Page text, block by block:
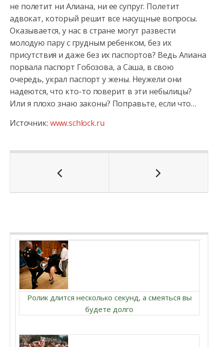
не полетит ни Алиана, ни ее супруг. Полетит
адвокат, который решит все насущные вопросы.
Оказывается, у нас в стране могут развести
молодую пару с грудным ребенком, без их
присутствия и даже без их паспортов? Ведь Алиана
порвала паспорт Гобозова, а Саша, в свою
очередь, украл паспорт у жены. Неужели они
надеются, что кто-то поверит в эти небылицы?
Или я плохо знаю законы? Поправьте, если что…
Источник: www.schlock.ru
Ролик длится несколько секунд, а смеяться вы
будете долго